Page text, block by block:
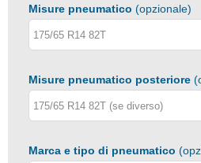
Misure pneumatico (opzionale)
Misure pneumatico posteriore
Marca e tipo di pneumatico